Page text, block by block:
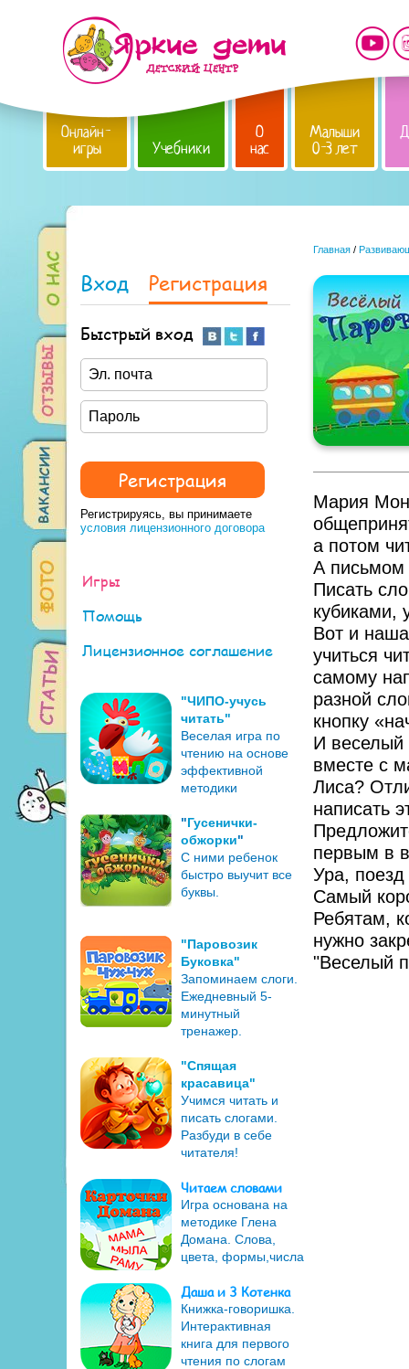
Онлайн-
игры Учебники
О
нас
Малыши
0-3 лет
Вход Регистрация
Быстрый вход
Регистрируясь, вы принимаете
условия лицензионного договора
Игры
Помощь
Лицензионное соглашение
"ЧИПО-учусь
читать"
Веселая игра по
чтению на основе
эффективной
методики
"Гусенички-
обжорки"
С ними ребенок
быстро выучит все
буквы.
"Паровозик
Буковка"
Запоминаем слоги.
Ежедневный 5-
минутный
тренажер.
"Спящая
красавица"
Учимся читать и
писать слогами.
Разбуди в себе
читателя!
Читаем словами
Игра основана на
методике Глена
Домана. Слова,
цвета, формы,числа
Даша и 3 Котенка
Книжка-говоришка.
Интерактивная
книга для первого
чтения по слогам
Главная /
Мария
а потом
А письмом
Писать
кубиками,
Вот и наша
учиться
самому
разной
кнопку
И веселый
вместе с
Лиса?
написать
первым в
Ура,
Самый
Ребятам,
нужно
"Веселый